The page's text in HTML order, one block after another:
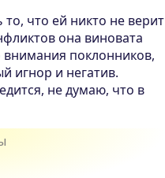
что ей никто не верит
она виновата
поклонников,
игнор и негатив.
не думаю, что в